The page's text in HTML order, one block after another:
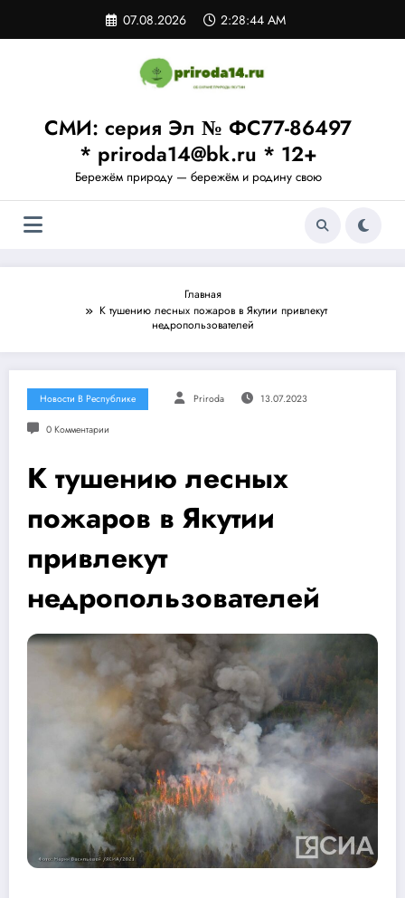
содержимому
07.08.2026 2:28:44 AM
СМИ: серия Эл № ФС77-86497
* priroda14@bk.ru * 12+
Бережём природу — бережём и родину свою
Главная
К тушению лесных пожаров в Якутии привлекут
недропользователей
Новости В Республике Priroda 13.07.2023
0 Комментарии
К тушению лесных
пожаров в Якутии
привлекут
недропользователей